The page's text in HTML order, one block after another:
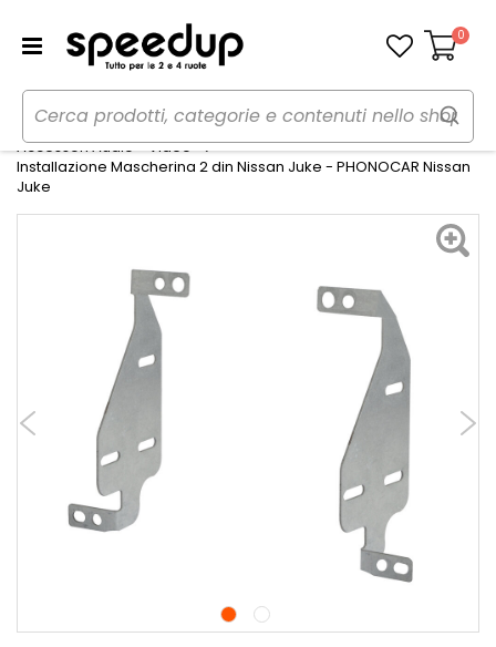
Carrello
0
Home Auto
Audio elettronica mobile
Accessori Audio - Video
Installazione Mascherina 2 din Nissan Juke - PHONOCAR Nissan
Juke